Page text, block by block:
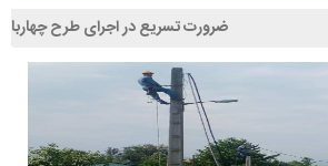
صفحه اصلی
دیلمان
ضرورت تسریع در اجرای طرح چهاربانده
لاهیجان به سیاهکل